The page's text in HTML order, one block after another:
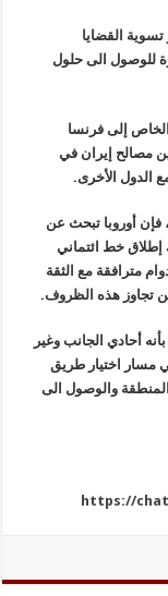
القضايا
للوصول الى حلول
إلى فرنسا
مصالح إيران في
مع الدول الأخرى.
فإن أوروبا تبحث عن
إطلاق خط ائتماني
مترافقة مع الثقة
من تجاوز هذه الظروف.
أحادي الجانب وغير
مسار اختيار طريق
والوصول الى
https://